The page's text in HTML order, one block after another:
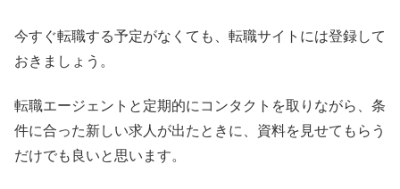
今すぐ転職する予定がなくても、転職サイトには登録して
おきましょう。
転職エージェントと定期的にコンタクトを取りながら、条
件に合った新しい求人が出たときに、資料を見せてもらう
だけでも良いと思います。